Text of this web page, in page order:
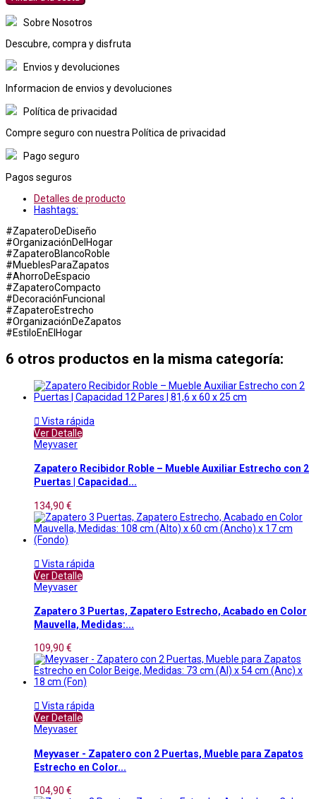
Sobre Nosotros
Descubre, compra y disfruta
Envios y devoluciones
Informacion de envios y devoluciones
Política de privacidad
Compre seguro con nuestra Política de privacidad
Pago seguro
Pagos seguros
Detalles de producto
Hashtags:
#ZapateroDeDiseño
#OrganizaciónDelHogar
#ZapateroBlancoRoble
#MueblesParaZapatos
#AhorroDeEspacio
#ZapateroCompacto
#DecoraciónFuncional
#ZapateroEstrecho
#OrganizaciónDeZapatos
#EstiloEnElHogar
6 otros productos en la misma categoría:
 Vista rápida
Ver Detalle
Meyvaser
Zapatero Recibidor Roble – Mueble Auxiliar Estrecho con 2
Puertas | Capacidad...
134,90 €
 Vista rápida
Ver Detalle
Meyvaser
Zapatero 3 Puertas, Zapatero Estrecho, Acabado en Color
Mauvella, Medidas:...
109,90 €
 Vista rápida
Ver Detalle
Meyvaser
Meyvaser - Zapatero con 2 Puertas, Mueble para Zapatos
Estrecho en Color...
104,90 €